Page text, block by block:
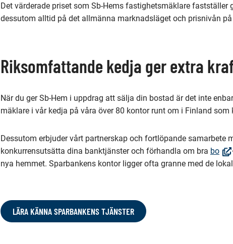
Det värderade priset som Sb-Hems fastighetsmäklare fastställer
dessutom alltid på det allmänna marknadsläget och prisnivån
Riksomfattande kedja ger extra
När du ger Sb-Hem i uppdrag att sälja din bostad är det inte
mäklare i vår kedja på våra över 80 kontor runt om i Finland
Dessutom erbjuder vårt partnerskap och fortlöpande samarbete
konkurrensutsätta dina banktjänster och förhandla om bra bo
i
nya hemmet. Sparbankens kontor ligger ofta granne med de
LÄRA KÄNNA SPARBANKENS TJÄNSTER